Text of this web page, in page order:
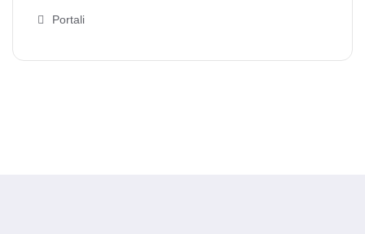
Portali